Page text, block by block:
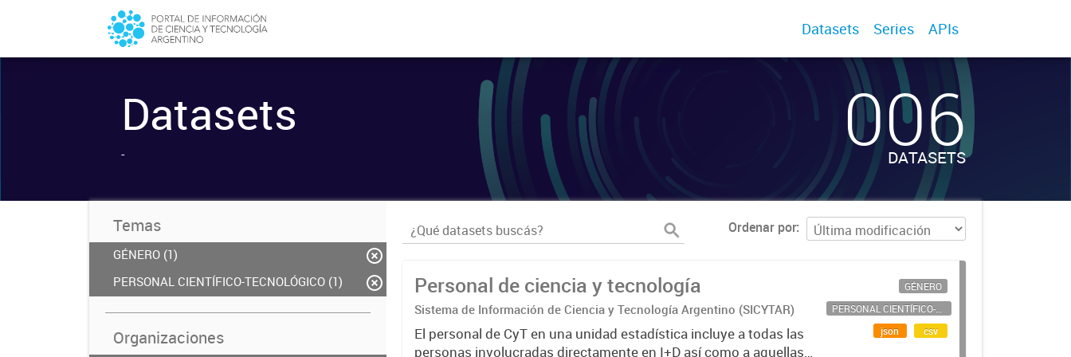
Datasets Series APIs
Datasets
- 006
DATASETS
Temas
GÉNERO (1)
PERSONAL CIENTÍFICO-TECNOLÓGICO (1)
Organizaciones
Ordenar por
Personal de ciencia y tecnología
Sistema de Información de Ciencia y Tecnología Argentino (SICYTAR)
El personal de CyT en una unidad estadística incluye a todas las
personas involucradas directamente en I+D así como a aquellas
GÉNERO
PERSONAL CIENTÍFICO-TECNOLÓGICO
json
csv